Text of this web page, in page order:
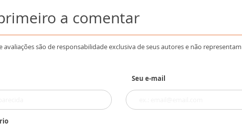
a comentar
avaliações são de responsabilidade exclusiva de seus autores e não
Seu e-mail